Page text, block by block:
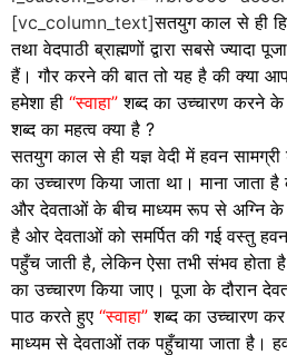
[vc_column_text]सतयुग काल से ही
तथा वेदपाठी ब्राह्मणों द्वारा सबसे ज्यादा
हैं। गौर करने की बात तो यह है की क्या
हमेशा ही “स्वाहा” शब्द का उच्चारण करने के
शब्द का महत्व क्या है ?
सतयुग काल से ही यज्ञ वेदी में हवन
का उच्चारण किया जाता था। माना जाता
और देवताओं के बीच माध्यम रूप से अग्नि
है ओर देवताओं को समर्पित की गई वस्तु
पहुँच जाती है, लेकिन ऐसा तभी संभव
का उच्चारण किया जाए। पूजा के दौरान
पाठ करते हुए “स्वाहा” शब्द का उच्चारण
माध्यम से देवताओं तक पहुँचाया जाता है।